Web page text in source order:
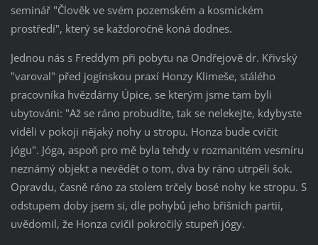
seminář "Člověk ve svém pozemském a kosmickém
prostředí", který se každoročně koná dodnes.
Jednou nás s Freddym při pobytu na Ondřejově dr. Křivský
"varoval" před jogínskou praxí Honzy Klimeše, stálého
pracovníka hvězdárny Úpice, se kterým jsme tam byli
ubytováni: "Až se ráno probudíte, tak se nelekejte, kdybyste
viděli v pokoji nějaký nohy u stropu. Honza bude cvičit
jógu". Jóga, aspoň pro mě byla tehdy v rozmanitém vesmíru
neznámý objekt a nevědět o tom, dva by ráno utrpěli šok.
Opravdu, časně ráno za stolem trčely bosé nohy ke stropu. S
odstupem doby jsem si, dle pohybů jeho břišních partií,
uvědomil, že Honza cvičil pokročilý stupeň jógy.